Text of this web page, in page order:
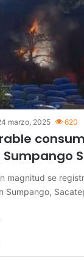
marzo, 2025 620
magnitud se
Sumpango,